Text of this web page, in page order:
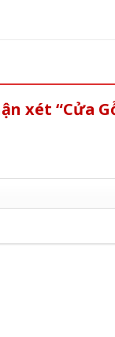
xét “Cửa